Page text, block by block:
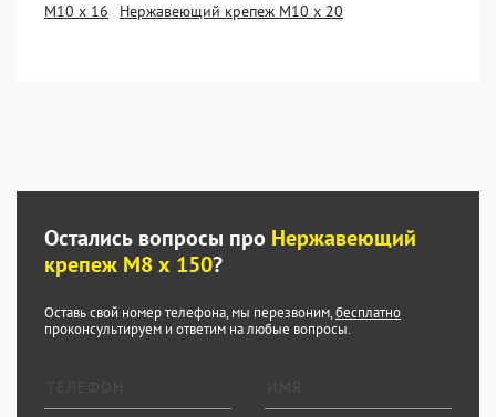
М10 х 16
Нержавеющий крепеж М10 х 20
Остались вопросы про Нержавеющий
крепеж М8 х 150?
Оставь свой номер телефона, мы перезвоним,бесплатно
проконсультируем и ответим на любые вопросы.